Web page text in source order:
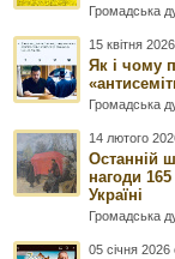
Громадська
15 квітня
Як і чому
Громадська
14 лютого
Останній
нагоди
Україні
Громадська
05 січня 2026